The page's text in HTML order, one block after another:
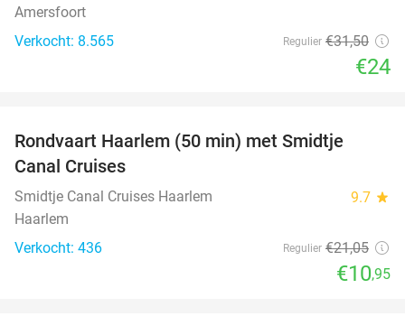
Amersfoort
Verkocht: 8.565
Regulier €31,50
€24
Rondvaart Haarlem (50 min) met Smidtje
Canal Cruises
Smidtje Canal Cruises Haarlem 9.7 star
Haarlem
Verkocht: 436
Regulier €21,05
€10,95